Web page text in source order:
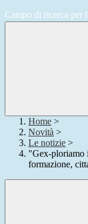
Campo di ricerca per
Home >
Novità >
Le notizie >
"Gex-ploriamo
formazione,